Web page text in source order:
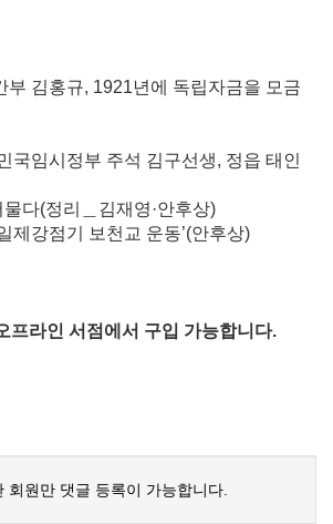
부 김홍규, 1921년에 독립자금을 모금
국임시정부 주석 김구선생, 정읍 태인
다(정리＿김재영·안후상)
제강점기 보천교 운동’(안후상)
프라인 서점에서 구입 가능합니다.
회원만 댓글 등록이 가능합니다.